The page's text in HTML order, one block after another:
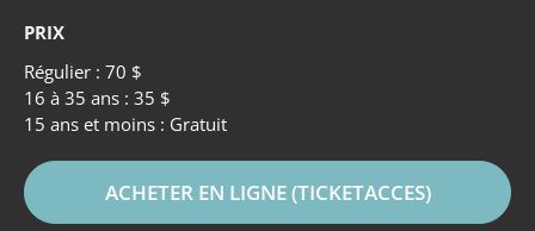
PRIX
Régulier : 70 $
16 à 35 ans : 35 $
15 ans et moins : Gratuit
ACHETER EN LIGNE (TICKETACCES)